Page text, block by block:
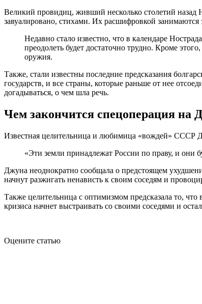
Великий провидиц, живший несколько столетий назад
завуалировано, стихами. Их расшифровкой занимаются
Недавно стало известно, что в календаре
преодолеть будет достаточно трудно. Кроме
оружия.
Также, стали известны последние предсказания
государств, и все страны, которые раньше от нее
догадываться, о чем шла речь.
Чем закончится спецоперация на
Известная целительница и любимица «вождей» СССР
«Эти земли принадлежат России по праву, и они
Джуна неоднократно сообщала о предстоящем
начнут разжигать ненависть к своим соседям и
Также целительница с оптимизмом предсказала то, что
кризиса начнет выстраивать со своими соседями и
Оцените статью